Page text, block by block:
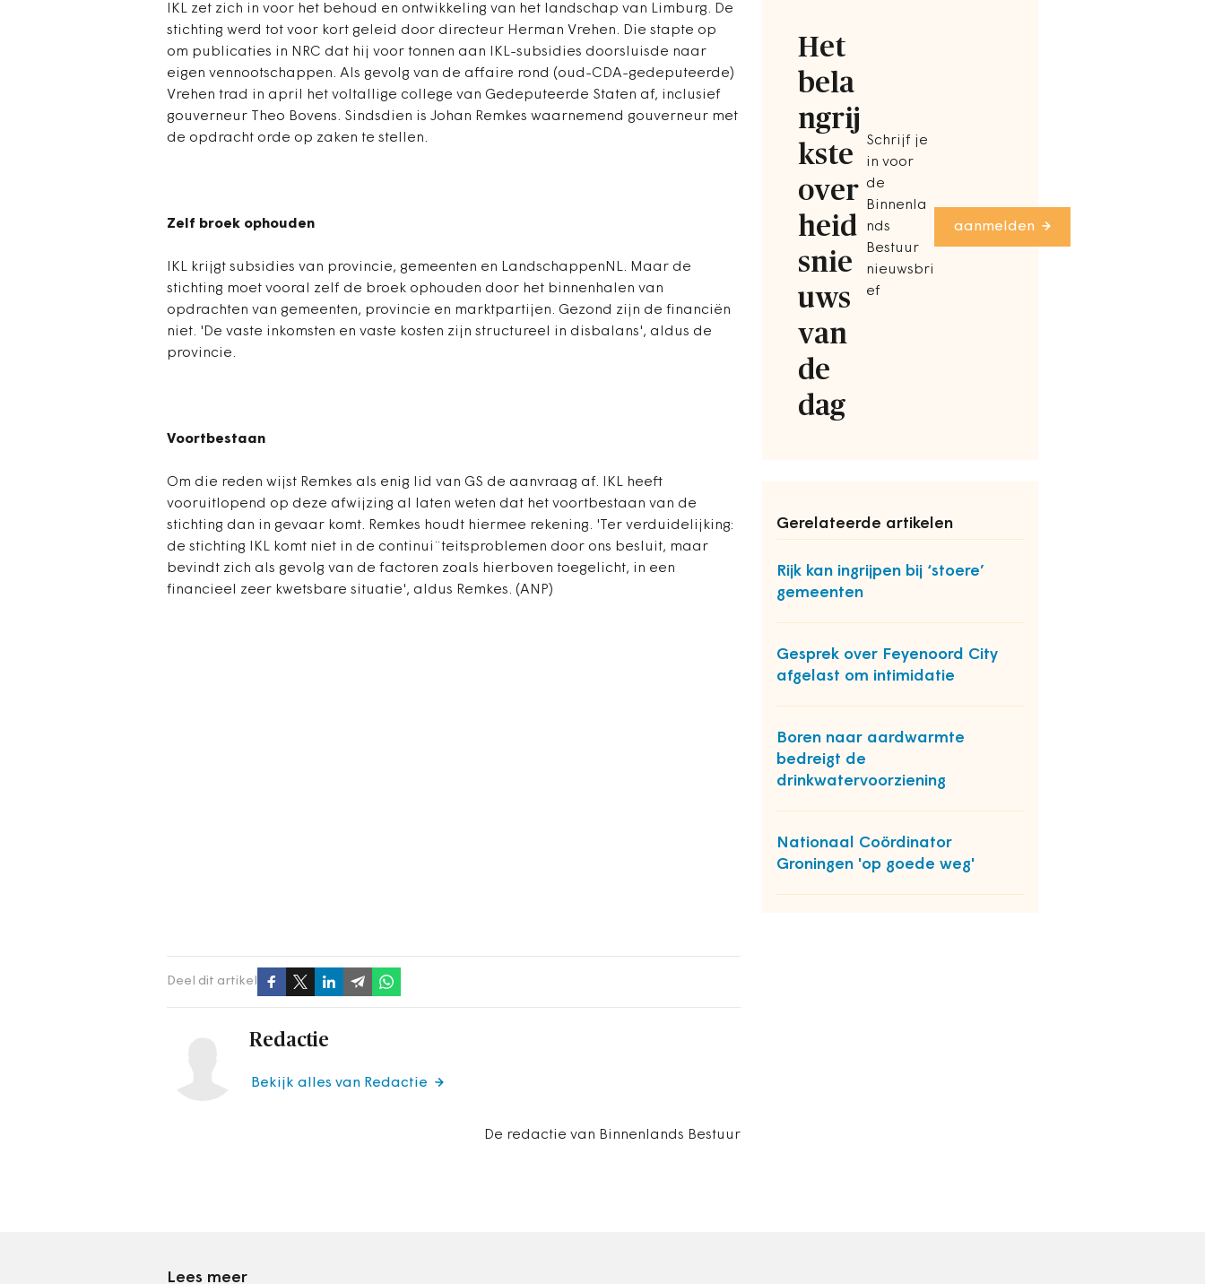
Het
bela
ngrij
kste
over
heid
snie
uws
van
de
dag
Schrijf je
in voor
de
Binnenla
nds
Bestuur
nieuwsbri
ef
aanmelden
Gerelateerde artikelen
Rijk kan ingrijpen bij ‘stoere’
gemeenten
Gesprek over Feyenoord City
afgelast om intimidatie
Boren naar aardwarmte
bedreigt de
drinkwatervoorziening
Nationaal Coördinator
Groningen 'op goede weg'
IKL zet zich in voor het behoud en ontwikkeling van het landschap van Limburg. De
stichting werd tot voor kort geleid door directeur Herman Vrehen. Die stapte op
om publicaties in NRC dat hij voor tonnen aan IKL-subsidies doorsluisde naar
eigen vennootschappen. Als gevolg van de affaire rond (oud-CDA-gedeputeerde)
Vrehen trad in april het voltallige college van Gedeputeerde Staten af, inclusief
gouverneur Theo Bovens. Sindsdien is Johan Remkes waarnemend gouverneur met
de opdracht orde op zaken te stellen.
Zelf broek ophouden
IKL krijgt subsidies van provincie, gemeenten en LandschappenNL. Maar de
stichting moet vooral zelf de broek ophouden door het binnenhalen van
opdrachten van gemeenten, provincie en marktpartijen. Gezond zijn de financiën
niet. 'De vaste inkomsten en vaste kosten zijn structureel in disbalans', aldus de
provincie.
Voortbestaan
Om die reden wijst Remkes als enig lid van GS de aanvraag af. IKL heeft
vooruitlopend op deze afwijzing al laten weten dat het voortbestaan van de
stichting dan in gevaar komt. Remkes houdt hiermee rekening. 'Ter verduidelijking:
de stichting IKL komt niet in de continui¨teitsproblemen door ons besluit, maar
bevindt zich als gevolg van de factoren zoals hierboven toegelicht, in een
financieel zeer kwetsbare situatie', aldus Remkes. (ANP)
Deel dit artikel
Redactie
De redactie van Binnenlands Bestuur
Bekijk alles van Redactie
Lees meer